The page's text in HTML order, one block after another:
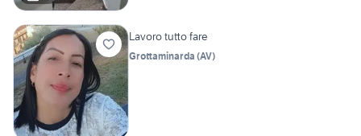
Lavoro tutto fare
Grottaminarda (AV)